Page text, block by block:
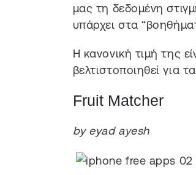
μας τη δεδομένη
υπάρχει στα
Η κανονική τιμή της
βελτιστοποιηθεί για
Fruit Matcher
by eyad ayesh